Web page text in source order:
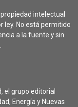
intelectual
ley. No está permitido
a la fuente y sin
, el grupo editorial
Energía y Nuevas